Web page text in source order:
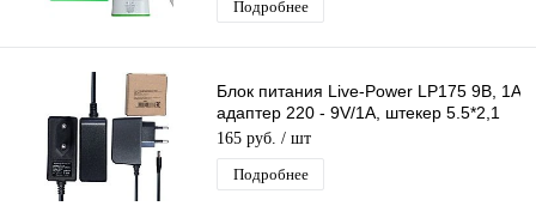
Подробнее
Блок питания Live-Power LP175 9В, 1A
адаптер 220 - 9V/1A, штекер 5.5*2,1
мм, длина 1,3м
165 руб. / шт
Подробнее